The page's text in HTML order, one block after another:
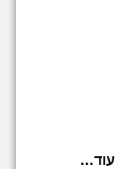
עוד…